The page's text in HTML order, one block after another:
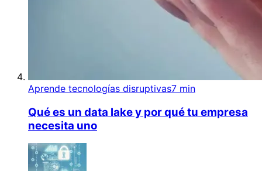
Aprende tecnologías disruptivas7 min
Qué es un data lake y por qué tu empresa
necesita uno